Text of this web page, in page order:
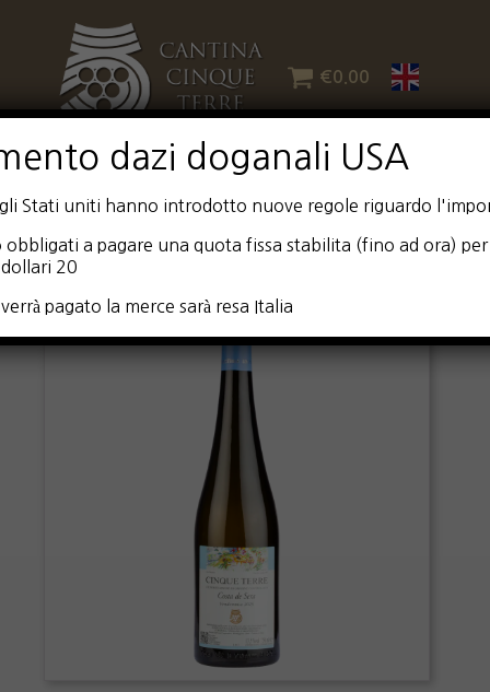
€0.00
dazi doganali USA
Stati uniti hanno introdotto nuove regole riguardo
obbligati a pagare una quota fissa stabilita (fino ad ora)
20
pagato la merce sarà resa Italia